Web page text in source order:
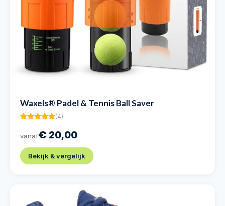
Waxels® Padel & Tennis Ball Saver
(4)
vanaf€ 20,00
Bekijk & vergelijk